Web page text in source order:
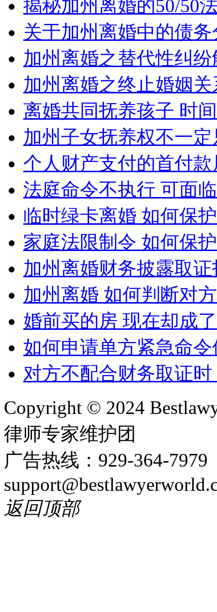
揭秘加州离婚的50/50
关于加州离婚中的债
加州离婚之替代性纠
加州离婚之终止婚姻关
离婚共同抚养孩子 时
加州子女抚养权不一
个人财产支付的首付
法庭命令不执行 可面
临时绿卡离婚 如何保
家庭法限制令 如何保
加州离婚财务披露取证
加州离婚 如何判断对
婚前买的房 现在却成
如何申请单方紧急命
对方不配合财务取证
Copyright © 2024
律师专家维护团
广告热线：929-364-
返回顶部